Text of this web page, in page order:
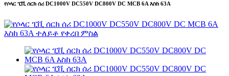
የሶላር ፒቪ ሰርክ ሰሪ DC1000V DC550V DC800V DC MCB 6A እስከ 63A